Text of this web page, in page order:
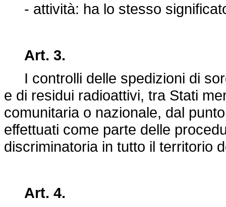
- attività: ha lo stesso
Art. 3.
I controlli delle spedizioni di
e di residui radioattivi, tra Stati
comunitaria o nazionale, dal
effettuati come parte delle
discriminatoria in tutto il territorio
Art. 4.